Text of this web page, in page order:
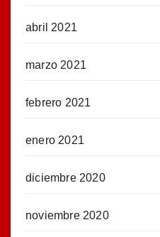
abril 2021
marzo 2021
febrero 2021
enero 2021
diciembre 2020
noviembre 2020